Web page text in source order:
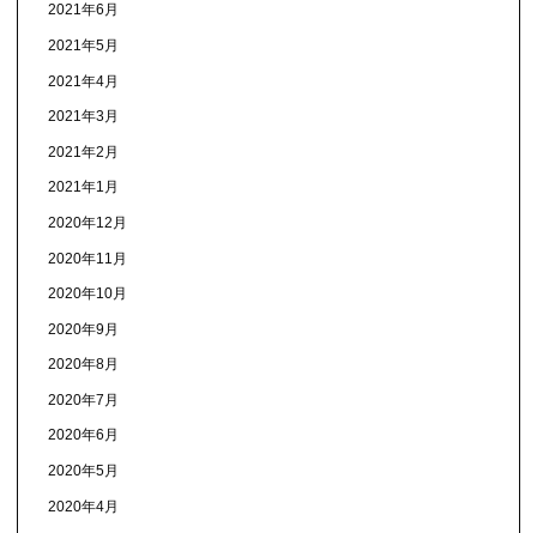
2021年6月
2021年5月
2021年4月
2021年3月
2021年2月
2021年1月
2020年12月
2020年11月
2020年10月
2020年9月
2020年8月
2020年7月
2020年6月
2020年5月
2020年4月